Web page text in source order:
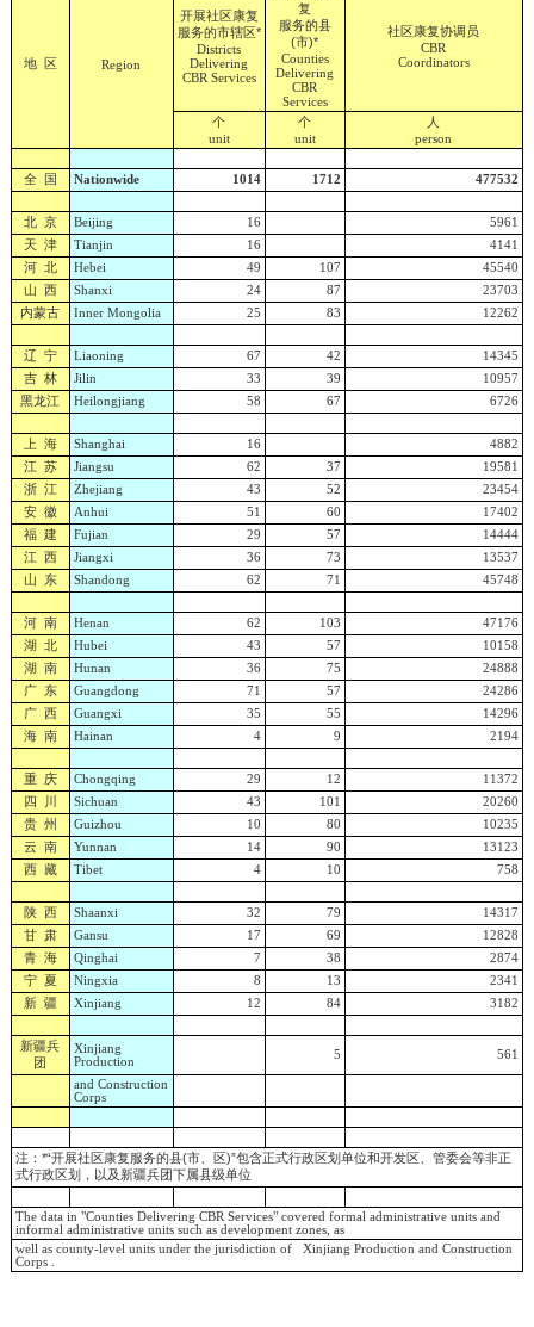
地 区 Region
开展社区康复
服务的市辖区*
Districts
Delivering
CBR Services
复
服务的县
(市)*
Counties
Delivering
CBR
Services
社区康复协调员
CBR
Coordinators
个
unit
个
unit
人
person
全 国 Nationwide 1014 1712 477532
北 京 Beijing 16 5961
天 津 Tianjin 16 4141
河 北 Hebei 49 107 45540
山 西 Shanxi 24 87 23703
内蒙古 Inner Mongolia 25 83 12262
辽 宁 Liaoning 67 42 14345
吉 林 Jilin 33 39 10957
黑龙江 Heilongjiang 58 67 6726
上 海 Shanghai 16 4882
江 苏 Jiangsu 62 37 19581
浙 江 Zhejiang 43 52 23454
安 徽 Anhui 51 60 17402
福 建 Fujian 29 57 14444
江 西 Jiangxi 36 73 13537
山 东 Shandong 62 71 45748
河 南 Henan 62 103 47176
湖 北 Hubei 43 57 10158
湖 南 Hunan 36 75 24888
广 东 Guangdong 71 57 24286
广 西 Guangxi 35 55 14296
海 南 Hainan 4 9 2194
重 庆 Chongqing 29 12 11372
四 川 Sichuan 43 101 20260
贵 州 Guizhou 10 80 10235
云 南 Yunnan 14 90 13123
西 藏 Tibet 4 10 758
陕 西 Shaanxi 32 79 14317
甘 肃 Gansu 17 69 12828
青 海 Qinghai 7 38 2874
宁 夏 Ningxia 8 13 2341
新 疆 Xinjiang 12 84 3182
新疆兵
团
Xinjiang
Production
5 561
and Construction
Corps
注：*“开展社区康复服务的县(市、区)”包含正式行政区划单位和开发区、管委会等非正
式行政区划，以及新疆兵团下属县级单位
The data in "Counties Delivering CBR Services" covered formal administrative units and
informal administrative units such as development zones, as
well as county-level units under the jurisdiction of Xinjiang Production and Construction
Corps .